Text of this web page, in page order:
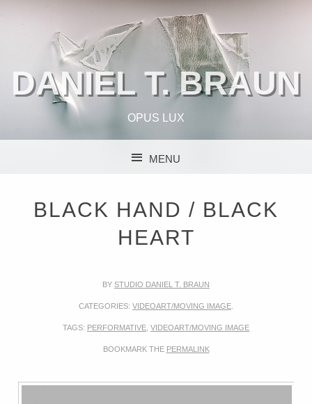
DANIEL T. BRAUN
OPUS LUX
MENU
BLACK HAND / BLACK
HEART
BY STUDIO DANIEL T. BRAUN
CATEGORIES: VIDEOART/MOVING IMAGE
TAGS: PERFORMATIVE VIDEOART/MOVING IMAGE
BOOKMARK THE PERMALINK